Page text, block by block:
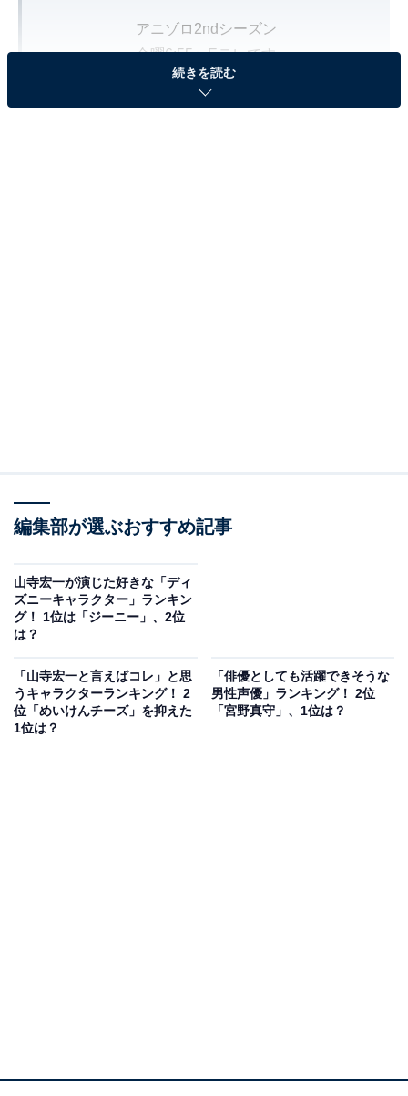
アニゾロ2ndシーズン
金曜6:55〜Eテレです
明日の2話もお楽しみに！
さんのパン工場に住んでいる犬で、人間の言葉をよく理
解し、さまざまな形でアンパンマンたちをサポートしま
チーズがメインで活躍する話もあり、現在も高い人気を
獲得しています。そんなチーズは、他のキャラクターと
卓越した技術でチーズの感情を表現しています。言葉を
話していないだけに、売れっ子の山寺さんが声優を担当
していたことに驚いた人がいたのかもしれません。
続きを読む
編集部が選ぶおすすめ記事
山寺宏一が演じた好きな「ディ
ズニーキャラクター」ランキン
グ！ 1位は「ジーニー」、2位
は？
「山寺宏一と言えばコレ」と思
うキャラクターランキング！ 2
位「めいけんチーズ」を抑えた
1位は？
「俳優としても活躍できそうな
男性声優」ランキング！ 2位
「宮野真守」、1位は？